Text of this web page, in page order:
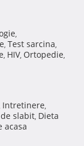
,
, Test sarcina,
, HIV, Ortopedie,
Intretinere,
slabit, Dieta
acasa